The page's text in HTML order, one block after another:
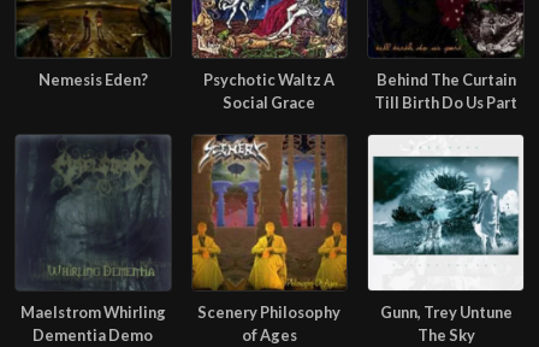
Nemesis Eden?
Psychotic Waltz A
Social Grace
Behind The Curtain
Till Birth Do Us Part
Maelstrom Whirling
Dementia Demo
Scenery Philosophy
of Ages
Gunn, Trey Untune
The Sky